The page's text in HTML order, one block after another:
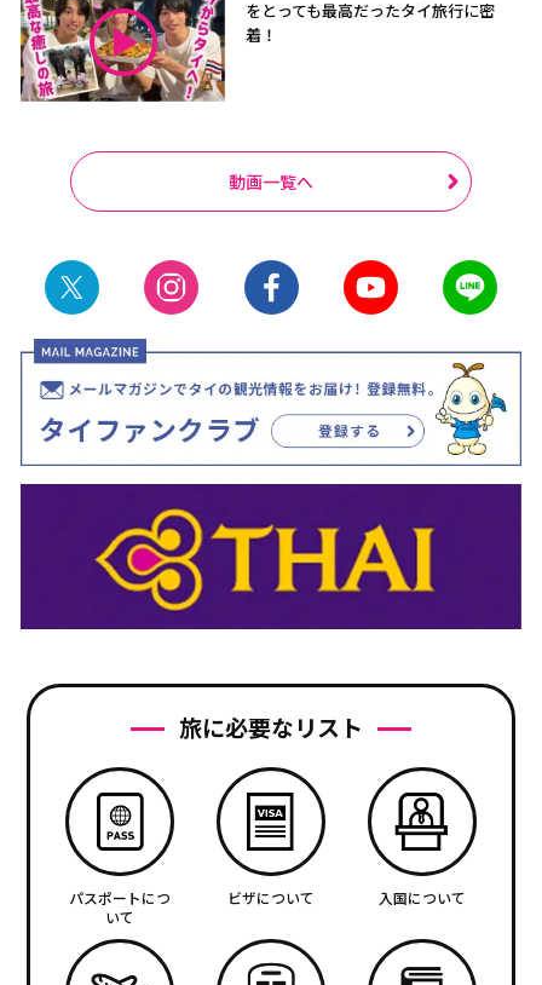
をとっても最高だったタイ旅行に密
着！
動画一覧へ
旅に必要なリスト
パスポートにつ
いて
ビザについて 入国について